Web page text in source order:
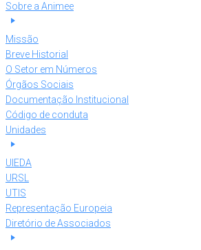
Sobre a Animee
Missão
Breve Historial
O Setor em Números
Órgãos Sociais
Documentação Institucional
Código de conduta
Unidades
UIEDA
URSL
UTIS
Representação Europeia
Diretório de Associados